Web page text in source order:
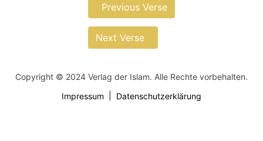
Previous Verse
Next Verse
Copyright © 2024 Verlag der Islam. Alle Rechte vorbehalten.
Impressum
Datenschutzerklärung